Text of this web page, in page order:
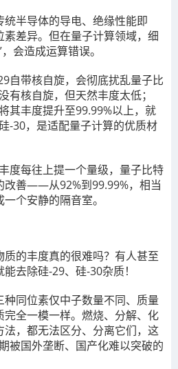
半导体的导电、绝缘性能即
差异。但在量子计算领域，细
会造成运算错误。
自带核自旋，会彻底扰乱量子比
有核自旋，但天然丰度太低；
其丰度提升至99.99%以上，就
-30，是适配量子计算的优质材
度每往上提一个量级，量子比特
改善——从92%到99.99%，相当
个安静的隔音室。
的丰度真的很难吗？有人甚至
去除硅-29、硅-30杂质！
同位素仅中子数量不同、质量
全一模一样。燃烧、分解、化
，都无法区分、分离它们，这
被国外垄断、国产化难以突破的